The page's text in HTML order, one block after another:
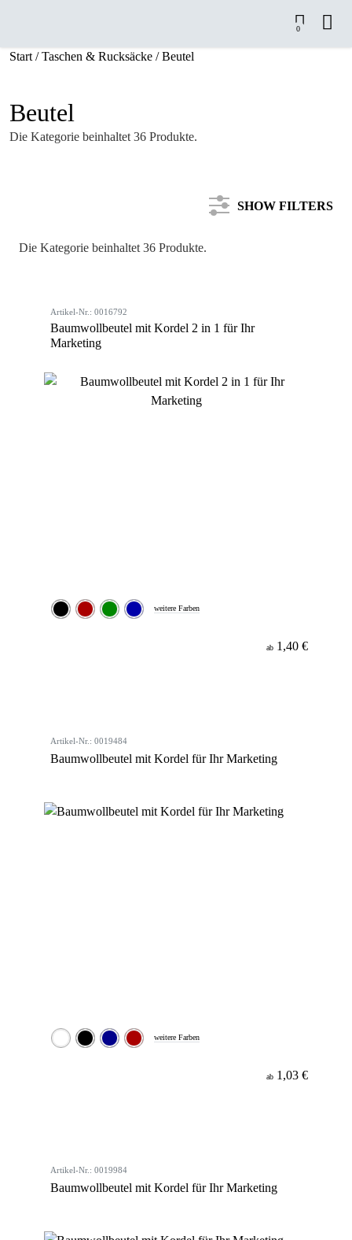
0
Start /Taschen & Rucksäcke / Beutel
Beutel
Die Kategorie beinhaltet 36 Produkte.
SHOW FILTERS
Farbe
Die Kategorie beinhaltet 36 Produkte.
Artikel-Nr.: 0016792
Baumwollbeutel mit Kordel 2 in 1 für Ihr
Marketing
weitere Farben
ab 1,40 €
Artikel-Nr.: 0019484
Baumwollbeutel mit Kordel für Ihr Marketing
weitere Farben
ab 1,03 €
Artikel-Nr.: 0019984
Baumwollbeutel mit Kordel für Ihr Marketing